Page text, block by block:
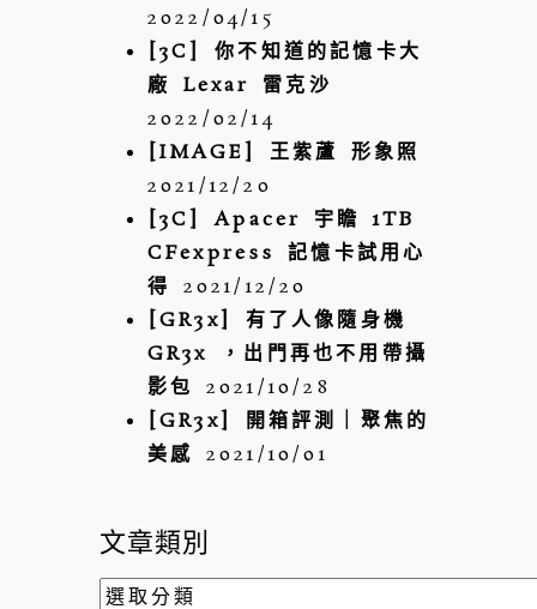
2022/04/15
[3C] 你不知道的記憶卡大
廠 Lexar 雷克沙
2022/02/14
[IMAGE] 王紫蘆 形象照
2021/12/20
[3C] Apacer 宇瞻 1TB
CFexpress 記憶卡試用心
得
2021/12/20
[GR3x] 有了人像隨身機
GR3x ，出門再也不用帶攝
影包
2021/10/28
[GR3x] 開箱評測｜聚焦的
美感 2021/10/01
文章類別
文